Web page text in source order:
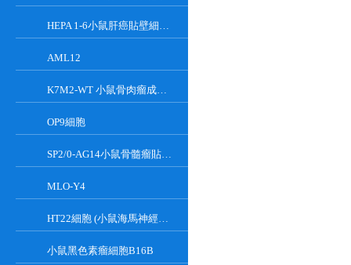
HEPA 1-6小鼠肝癌貼壁細胞系
AML12
K7M2-WT 小鼠骨肉瘤成骨細胞系
OP9細胞
SP2/0-AG14小鼠骨髓瘤貼壁細胞系
MLO-Y4
HT22細胞 (小鼠海馬神經元細胞) (STR鑒定正確)
小鼠黑色素瘤細胞B16B